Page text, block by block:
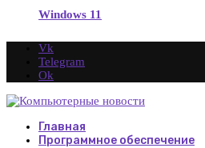
Windows 11
Vk
Telegram
Ok
Главная
Программное обеспечение